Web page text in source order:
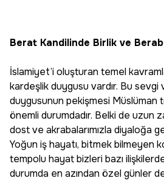
Berat Kandilinde Birlik ve
İslamiyet’i oluşturan temel
kardeşlik duygusu vardır. Bu sevgi
duygusunun pekişmesi Müslüman
önemli durumdadır. Belki de uzun
dost ve akrabalarımızla diyaloğa
Yoğun iş hayatı, bitmek bilmeyen
tempolu hayat bizleri bazı
durumda en azından özel günler